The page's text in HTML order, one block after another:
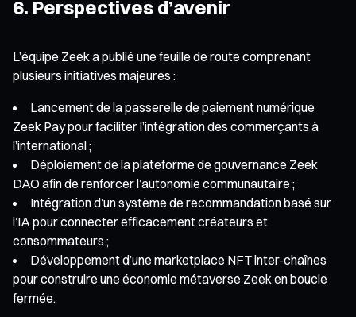
6. Perspectives d’avenir
L’équipe Zeek a publié une feuille de route comprenant
plusieurs initiatives majeures :
Lancement de la passerelle de paiement numérique
Zeek Pay pour faciliter l’intégration des commerçants à
l’international ;
Déploiement de la plateforme de gouvernance Zeek
DAO afin de renforcer l’autonomie communautaire ;
Intégration d’un système de recommandation basé sur
l’IA pour connecter efficacement créateurs et
consommateurs ;
Développement d’une marketplace NFT inter-chaînes
pour construire une économie métaverse Zeek en boucle
fermée.